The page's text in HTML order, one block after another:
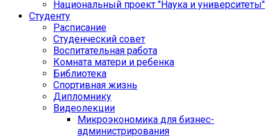
Национальный проект "Наука и университеты"
Студенту
Расписание
Студенческий совет
Воспитательная работа
Комната матери и ребенка
Библиотека
Спортивная жизнь
Дипломнику
Видеолекции
Микроэкономика для бизнес-
администрирования